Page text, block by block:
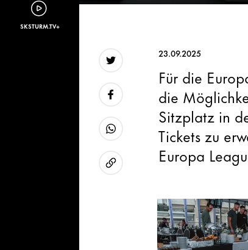
SKSTURM.TV+
23.09.2025
Für die
die
Sitzplatz in
Tickets zu
Europa